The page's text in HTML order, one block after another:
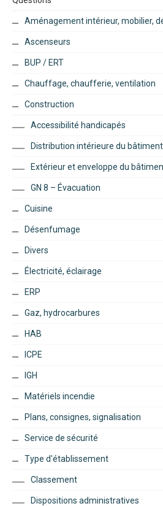
Aménagement intérieur, mobilier,
Ascenseurs
BUP / ERT
Chauffage, chaufferie, ventilation
Construction
Accessibilité handicapés
Distribution intérieure du
Extérieur et enveloppe du
GN 8 – Évacuation
Cuisine
Désenfumage
Divers
Électricité, éclairage
ERP
Gaz, hydrocarbures
HAB
ICPE
IGH
Matériels incendie
Plans, consignes, signalisation
Service de sécurité
Type d'établissement
Classement
Dispositions administratives